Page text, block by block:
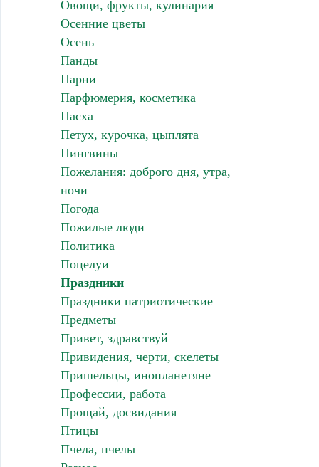
Овощи, фрукты, кулинария
Осенние цветы
Осень
Панды
Парни
Парфюмерия, косметика
Пасха
Петух, курочка, цыплята
Пингвины
Пожелания: доброго дня, утра,
ночи
Погода
Пожилые люди
Политика
Поцелуи
Праздники
Праздники патриотические
Предметы
Привет, здравствуй
Привидения, черти, скелеты
Пришельцы, инопланетяне
Профессии, работа
Прощай, досвидания
Птицы
Пчела, пчелы